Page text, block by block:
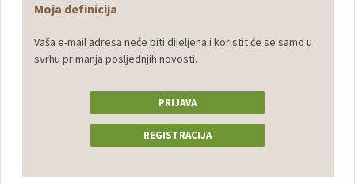
Moja definicija
Vaša e-mail adresa neće biti dijeljena i koristit će se samo u
svrhu primanja posljednjih novosti.
PRIJAVA
REGISTRACIJA